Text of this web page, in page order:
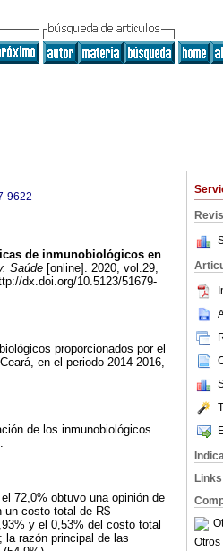
Otros
9622
de inmunobiológicos en
Saúde [online]. 2020, vol.29,
dx.doi.org/10.5123/51679-
proporcionados por el
en el periodo 2014-2016,
de los inmunobiológicos
72,0% obtuvo una opinión de
un costo total de R$
y el 0,53% del costo total
la razón principal de las